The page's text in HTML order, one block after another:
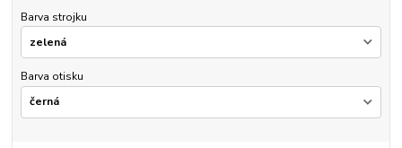
Barva strojku
Barva otisku